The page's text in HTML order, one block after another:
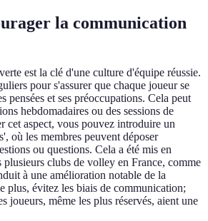
la communication
est la clé d'une culture d'équipe réussie.
pour s'assurer que chaque joueur se
pensées et ses préoccupations. Cela peut
hebdomadaires ou des sessions de
cet aspect, vous pouvez introduire un
où les membres peuvent déposer
ou questions. Cela a été mis en
plusieurs clubs de volley en France, comme
à une amélioration notable de la
plus, évitez les biais de communication;
joueurs, même les plus réservés, aient une